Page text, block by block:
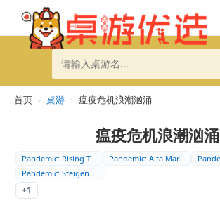
首页 › 桌游 › 瘟疫危机浪潮汹涌
瘟疫危机浪潮汹涌
Pandemic: Rising T… Pandemic: Alta Mar…
Pandemic: Steigend…
+1